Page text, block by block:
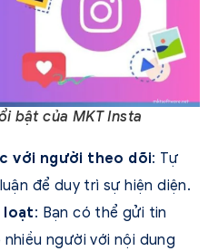
bật của MKT Insta
với người theo dõi: Tự
để duy trì sự hiện diện.
loạt: Bạn có thể gửi tin
người với nội dung